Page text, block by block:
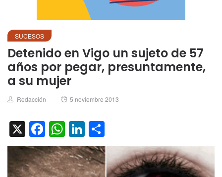
SUCESOS
Detenido en Vigo un sujeto de 57
años por pegar, presuntamente,
a su mujer
Author
Redacción
Posted
5 noviembre 2013
X Facebook
WhatsApp
LinkedIn